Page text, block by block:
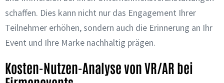
schaffen. Dies kann nicht nur das Engagement Ihrer
Teilnehmer erhöhen, sondern auch die Erinnerung an Ihr
Event und Ihre Marke nachhaltig prägen.
Kosten-Nutzen-Analyse von VR/AR bei